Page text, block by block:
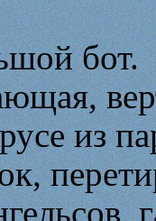
бот.
из